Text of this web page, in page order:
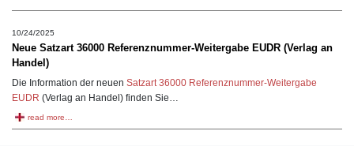
10/24/2025
Neue Satzart 36000 Referenznummer-Weitergabe EUDR (Verlag an
Handel)
Die Information der neuen Satzart 36000 Referenznummer-Weitergabe
EUDR (Verlag an Handel) finden Sie…
read more…